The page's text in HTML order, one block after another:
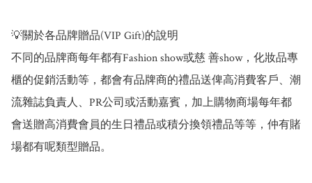
💡關於各品牌贈品(VIP Gift)的說明
不同的品牌商每年都有Fashion show或慈 善show，化妝品專
櫃的促銷活動等，都會有品牌商的禮品送俾高消費客戶、潮
流雜誌負責人、PR公司或活動嘉賓，加上購物商場每年都
會送贈高消費會員的生日禮品或積分換領禮品等等，仲有賭
場都有呢類型贈品。